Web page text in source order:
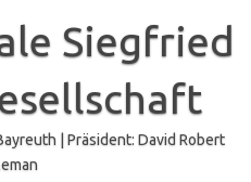
Siegfried
| Präsident: David Robert